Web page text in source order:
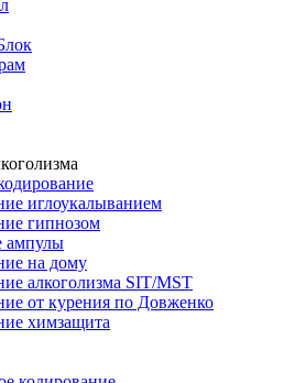
иглоукалыванием
гипнозом
ампулы
на дому
алкоголизма SIT/MST
от курения по Довженко
химзащита